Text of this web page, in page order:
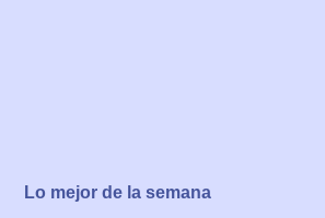
Lo mejor de la semana